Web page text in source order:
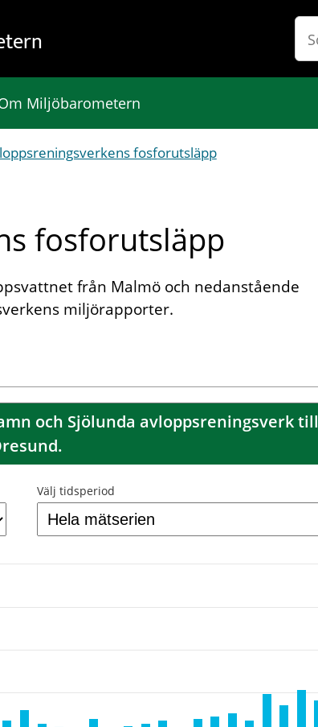
Miljöbarometern
fosforutsläpp
fosforutsläpp
från Malmö och nedanstående
miljörapporter.
och Sjölunda avloppsreningsverk till
Välj tidsperiod